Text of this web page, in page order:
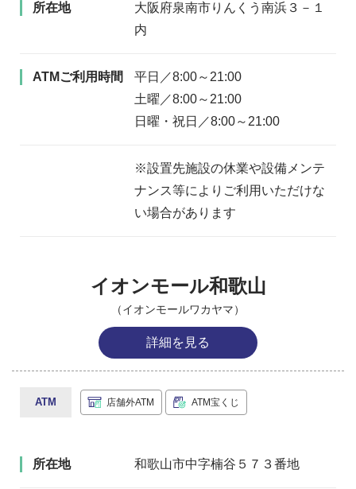
所在地
大阪府泉南市りんくう南浜３－１
内
ATMご利用時間
平日／8:00～21:00
土曜／8:00～21:00
日曜・祝日／8:00～21:00
※設置先施設の休業や設備メンテ
ナンス等によりご利用いただけな
い場合があります
イオンモール和歌山
（イオンモールワカヤマ）
詳細を見る
ATM 店舗外ATM ATM宝くじ
所在地 和歌山市中字楠谷５７３番地